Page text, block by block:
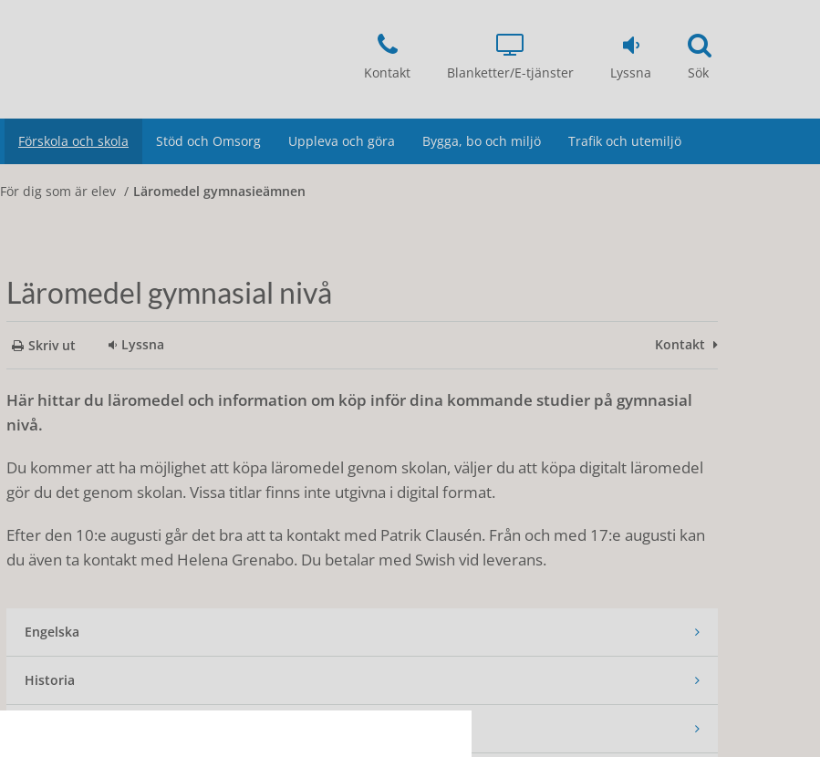
Kontakt Blanketter/E-tjänster Lyssna Sök
Förskola och skola Stöd och Omsorg Uppleva och göra Bygga, bo och miljö Trafik och utemiljö
För dig som är elev Läromedel gymnasieämnen
Läromedel gymnasial nivå
Skriv ut Lyssna Kontakt
Här hittar du läromedel och information om köp inför dina kommande studier på gymnasial
nivå.
Du kommer att ha möjlighet att köpa läromedel genom skolan, väljer du att köpa digitalt läromedel
gör du det genom skolan. Vissa titlar finns inte utgivna i digital format.
Efter den 10:e augusti går det bra att ta kontakt med Patrik Clausén. Från och med 17:e augusti kan
du även ta kontakt med Helena Grenabo. Du betalar med Swish vid leverans.
Engelska
Historia